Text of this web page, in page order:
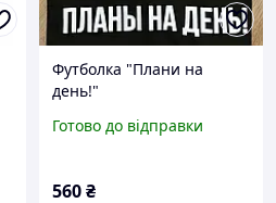
Футболка "Плани на
день!"
Готово до відправки
560₴